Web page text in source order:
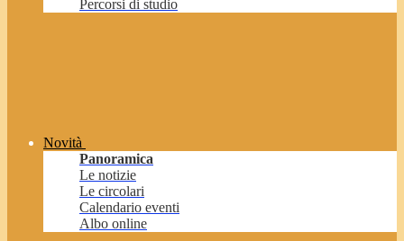
Percorsi di studio
Novità
Panoramica
Le notizie
Le circolari
Calendario eventi
Albo online